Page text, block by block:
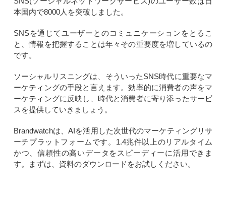
本国内で8000人を突破しました。
SNSを通じてユーザーとのコミュニケーションをとるこ
と、情報を把握することは年々その重要度を増しているの
です。
ソーシャルリスニングは、そういったSNS時代に重要なマ
ーケティングの手段と言えます。効率的に消費者の声をマ
ーケティングに反映し、時代と消費者に寄り添ったサービ
スを提供していきましょう。
Brandwatchは、AIを活用した次世代のマーケティングリサ
ーチプラットフォームです。1.4兆件以上のリアルタイム
かつ、信頼性の高いデータをスピーディーに活用できま
す。まずは、資料のダウンロードをお試しください。